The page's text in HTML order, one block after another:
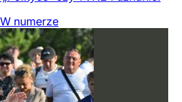
W numerze